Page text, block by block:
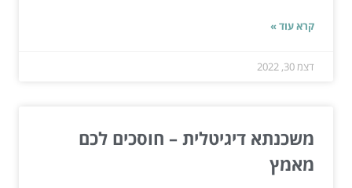
קרא עוד »
דצמ 30, 2022
משכנתא דיגיטלית – חוסכים לכם
מאמץ